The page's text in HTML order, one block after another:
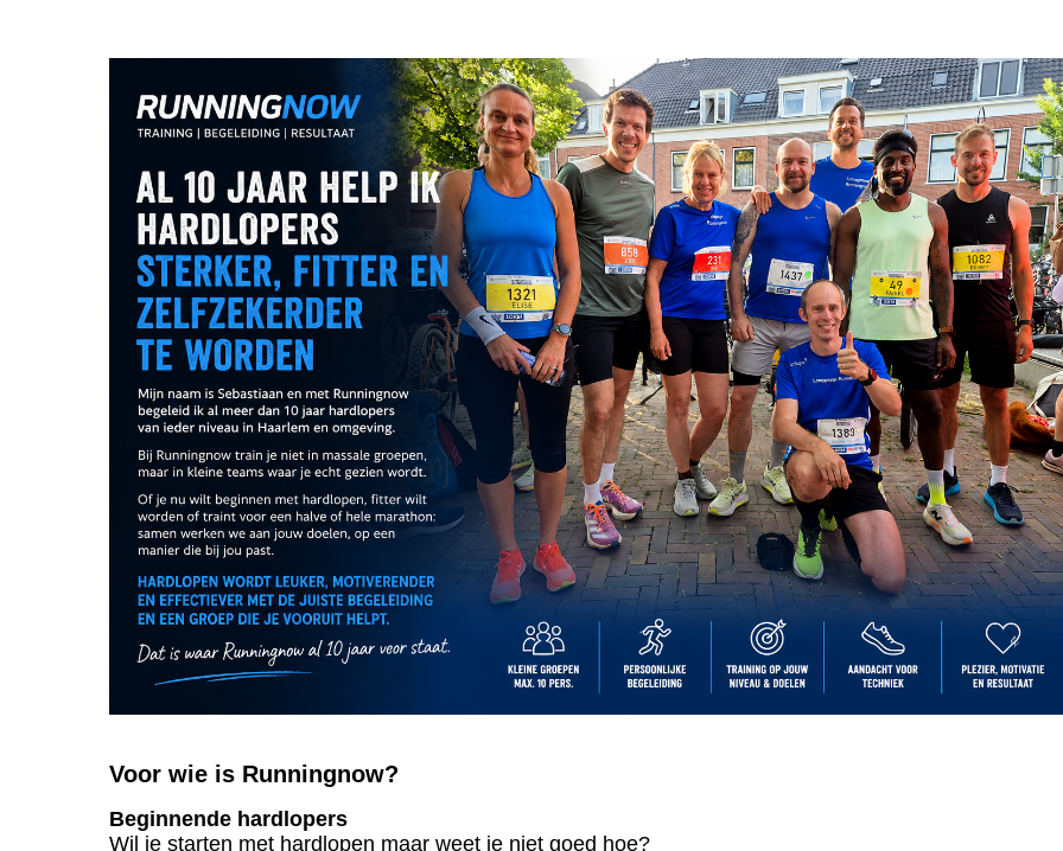
Voor wie is Runningnow?
Beginnende hardlopers
Wil je starten met hardlopen maar weet je niet goed hoe?